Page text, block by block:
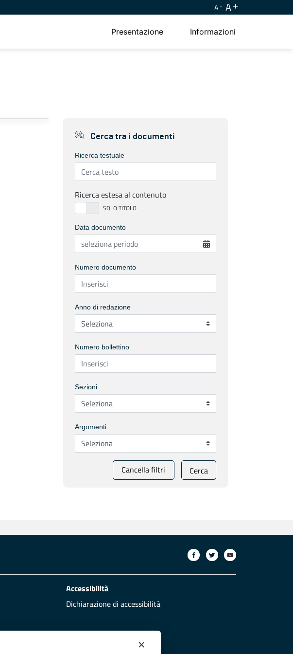
A A
Presentazione Informazioni
Cerca tra i documenti
Ricerca testuale
Ricerca estesa al contenuto
Data documento
Numero documento
Anno di redazione
Numero bollettino
Sezioni
Argomenti
Cancella filtri Cerca
Accessibilità
Dichiarazione di accessibilità
×